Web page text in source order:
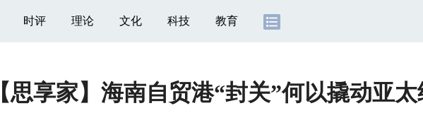
时评 理论 文化 科技 教育
【思享家】海南自贸港“封关”何以撬动亚